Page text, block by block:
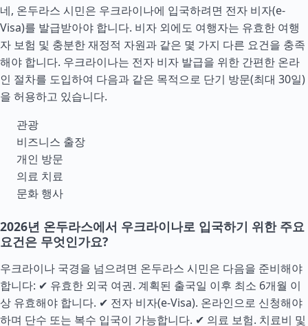
네, 온두라스 시민은 우크라이나에 입국하려면 전자 비자(e-
Visa)를 발급받아야 합니다. 비자 외에도 여행자는 유효한 여행
자 보험 및 충분한 재정적 자원과 같은 몇 가지 다른 요건을 충족
해야 합니다. 우크라이나는 전자 비자 발급을 위한 간편한 온라
인 절차를 도입하여 다음과 같은 목적으로 단기 방문(최대 30일)
을 허용하고 있습니다.
관광
비즈니스 출장
개인 방문
의료 치료
문화 행사
2026년 온두라스에서 우크라이나로 입국하기 위한 주요
요건은 무엇인가요?
우크라이나 국경을 넘으려면 온두라스 시민은 다음을 준비해야
합니다: ✔ 유효한 외국 여권. 계획된 출국일 이후 최소 6개월 이
상 유효해야 합니다. ✔ 전자 비자(e-Visa). 온라인으로 신청해야
하며 단수 또는 복수 입국이 가능합니다. ✔ 의료 보험. 치료비 및